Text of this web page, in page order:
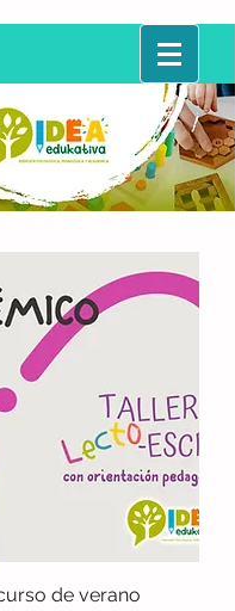
de verano